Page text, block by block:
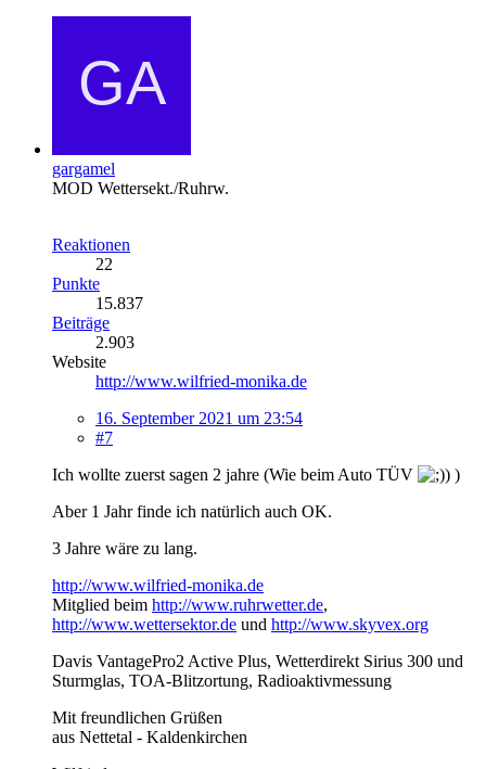
gargamel
MOD Wettersekt./Ruhrw.
Reaktionen
22
Punkte
15.837
Beiträge
2.903
Website
http://www.wilfried-monika.de
16. September 2021 um 23:54
#7
Ich wollte zuerst sagen 2 jahre (Wie beim Auto TÜV
)
Aber 1 Jahr finde ich natürlich auch OK.
3 Jahre wäre zu lang.
http://www.wilfried-monika.de
Mitglied beim http://www.ruhrwetter.de,
http://www.wettersektor.de und http://www.skyvex.org
Davis VantagePro2 Active Plus, Wetterdirekt Sirius 300 und
Sturmglas, TOA-Blitzortung, Radioaktivmessung
Mit freundlichen Grüßen
aus Nettetal - Kaldenkirchen